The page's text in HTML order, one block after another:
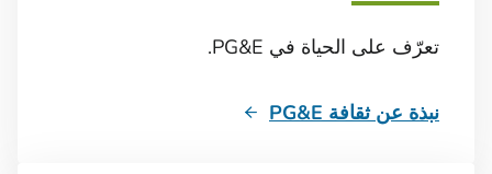
تعرّف على الحياة في PG&E.
نبذة عن ثقافة PG&E